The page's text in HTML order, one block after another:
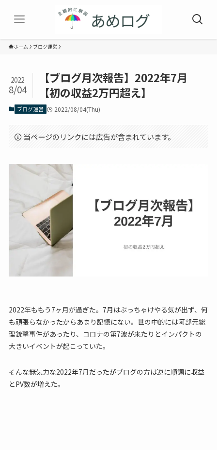
ホーム ブログ運営
【ブログ月次報告】2022年7月
【初の収益2万円超え】
2022
8/04
ブログ運営 2022/08/04(Thu)
当ページのリンクには広告が含まれています。
2022年ももう7ヶ月が過ぎた。7月はぶっちゃけやる気が出ず、何
も頑張らなかったからあまり記憶にない。世の中的には阿部元総
理銃撃事件があったり、コロナの第7波が来たりとインパクトの
大きいイベントが起こっていた。
そんな無気力な2022年7月だったがブログの方は逆に順調に収益
とPV数が増えた。